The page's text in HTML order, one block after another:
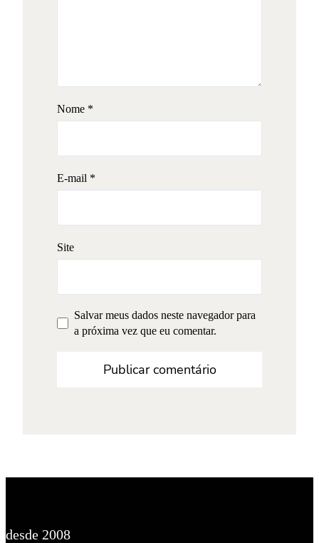
Nome *
E-mail *
Site
Salvar meus dados neste navegador para
a próxima vez que eu comentar.
desde 2008